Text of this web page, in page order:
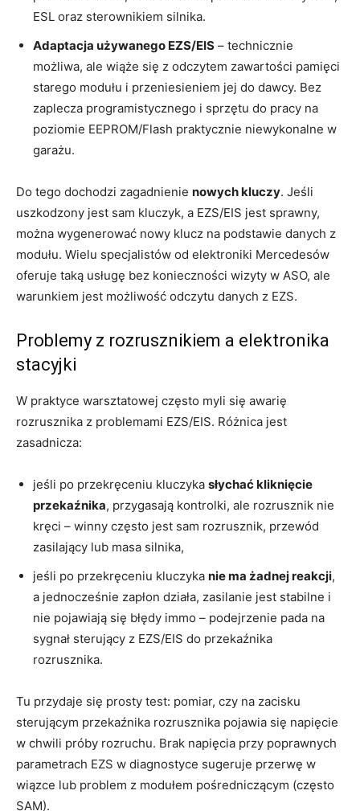
ESL oraz sterownikiem silnika.
Adaptacja używanego EZS/EIS – technicznie
możliwa, ale wiąże się z odczytem zawartości pamięci
starego modułu i przeniesieniem jej do dawcy. Bez
zaplecza programistycznego i sprzętu do pracy na
poziomie EEPROM/Flash praktycznie niewykonalne w
garażu.
Do tego dochodzi zagadnienie nowych kluczy. Jeśli
uszkodzony jest sam kluczyk, a EZS/EIS jest sprawny,
można wygenerować nowy klucz na podstawie danych z
modułu. Wielu specjalistów od elektroniki Mercedesów
oferuje taką usługę bez konieczności wizyty w ASO, ale
warunkiem jest możliwość odczytu danych z EZS.
Problemy z rozrusznikiem a elektronika
stacyjki
W praktyce warsztatowej często myli się awarię
rozrusznika z problemami EZS/EIS. Różnica jest
zasadnicza:
jeśli po przekręceniu kluczyka słychać kliknięcie
przekaźnika, przygasają kontrolki, ale rozrusznik nie
kręci – winny często jest sam rozrusznik, przewód
zasilający lub masa silnika,
jeśli po przekręceniu kluczyka nie ma żadnej reakcji,
a jednocześnie zapłon działa, zasilanie jest stabilne i
nie pojawiają się błędy immo – podejrzenie pada na
sygnał sterujący z EZS/EIS do przekaźnika
rozrusznika.
Tu przydaje się prosty test: pomiar, czy na zacisku
sterującym przekaźnika rozrusznika pojawia się napięcie
w chwili próby rozruchu. Brak napięcia przy poprawnych
parametrach EZS w diagnostyce sugeruje przerwę w
wiązce lub problem z modułem pośredniczącym (często
SAM).